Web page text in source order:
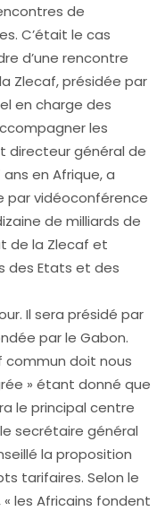
de
C’était le cas
d’une rencontre
Zlecaf, présidée par
en charge des
les
directeur général de
en Afrique, a
par vidéoconférence
de milliards de
de la Zlecaf et
des Etats et des
Il sera présidé par
par le Gabon.
commun doit nous
» étant donné que
le principal centre
secrétaire général
la proposition
tarifaires. Selon le
les Africains fondent